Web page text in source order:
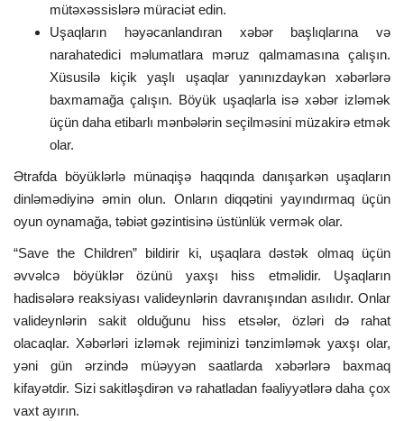
mütəxəssislərə müraciət edin.
Uşaqların həyəcanlandıran xəbər başlıqlarına və
narahatedici məlumatlara məruz qalmamasına çalışın.
Xüsusilə kiçik yaşlı uşaqlar yanınızdaykən xəbərlərə
baxmamağa çalışın. Böyük uşaqlarla isə xəbər izləmək
üçün daha etibarlı mənbələrin seçilməsini müzakirə etmək
olar.
Ətrafda böyüklərlə münaqişə haqqında danışarkən uşaqların
dinləmədiyinə əmin olun. Onların diqqətini yayındırmaq üçün
oyun oynamağa, təbiət gəzintisinə üstünlük vermək olar.
“Save the Children” bildirir ki, uşaqlara dəstək olmaq üçün
əvvəlcə böyüklər özünü yaxşı hiss etməlidir. Uşaqların
hadisələrə reaksiyası valideynlərin davranışından asılıdır. Onlar
valideynlərin sakit olduğunu hiss etsələr, özləri də rahat
olacaqlar. Xəbərləri izləmək rejiminizi tənzimləmək yaxşı olar,
yəni gün ərzində müəyyən saatlarda xəbərlərə baxmaq
kifayətdir. Sizi sakitləşdirən və rahatladan fəaliyyətlərə daha çox
vaxt ayırın.